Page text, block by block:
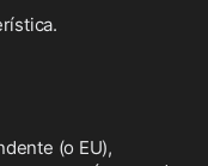
(o EU),